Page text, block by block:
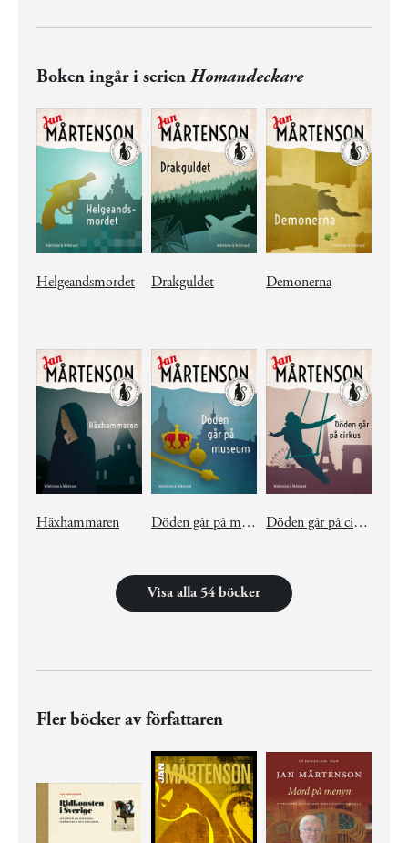
Boken ingår i serien Homandeckare
Helgeandsmordet Drakguldet Demonerna
Häxhammaren Döden går på museum Döden går på cirkus
Visa alla 54 böcker
Fler böcker av författaren